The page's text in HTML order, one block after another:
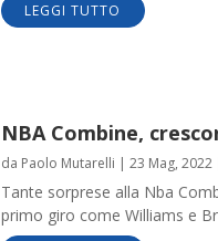
LEGGI TUTTO
NBA Combine,
da Paolo Mutarelli | 23 Mag, 2022
Tante sorprese alla Nba
primo giro come Williams e